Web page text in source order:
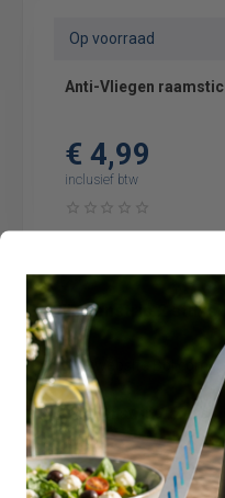
Op voorraad
Anti-Vliegen
€ 4,99
inclusief btw
Zie website Bol.com
Vliegenstrip 2 stuks
€ 14,50